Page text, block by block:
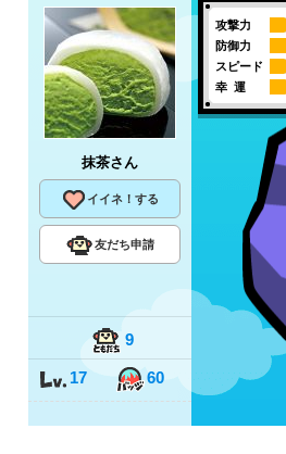
抹茶さん
イイネ！する
友だち申請
9
17 60
攻撃力
防御力
スピード
幸 運